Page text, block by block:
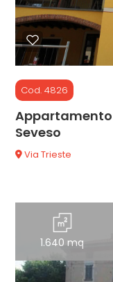
Cod. 4826
Seveso
Via Trieste
1.640 mq
5+
minimi
Qualsiasi